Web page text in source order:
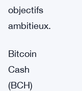
objectifs
ambitieux.
Bitcoin
Cash
(BCH)